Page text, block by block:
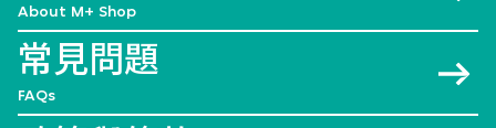
About M+ Shop
常見問題
FAQs